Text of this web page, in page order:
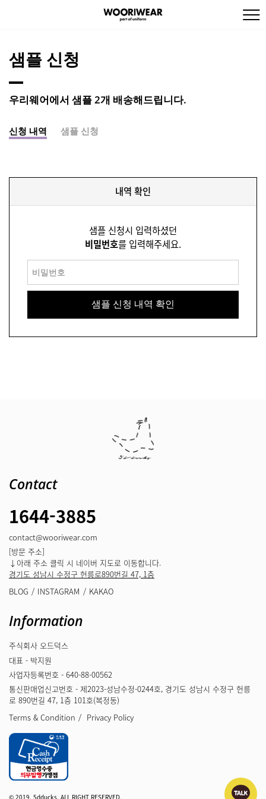
샘플 신청
우리웨어에서 샘플 2개 배송해드립니다.
신청 내역 샘플 신청
내역 확인
샘플 신청시 입력하셨던
비밀번호를 입력해주세요.
Contact
1644-3885
contact@wooriwear.com
[방문 주소]
↓아래 주소 클릭 시 네이버 지도로 이동합니다.
경기도 성남시 수정구 헌릉로890번길 47, 1층
BLOG
INSTAGRAM KAKAO
Information
주식회사 오드덕스
대표 - 박지원
사업자등록번호 - 640-88-00562
통신판매업신고번호 - 제2023-성남수정-0244호, 경기도 성남시 수정구 헌릉
로 890번길 47, 1층 101호(복정동)
Terms & Condition
Privacy Policy
© 2019. 5dducks. ALL RIGHT RESERVED.